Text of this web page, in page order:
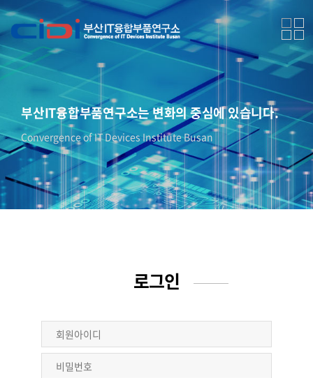
부산IT융합부품연구소는 변화의 중심에 있습니다.
Convergence of IT Devices Institute Busan
로그인